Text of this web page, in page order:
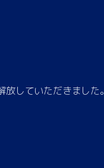
していただきました。